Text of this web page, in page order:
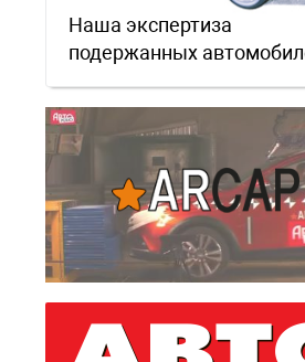
Наша экспертиза
подержанных